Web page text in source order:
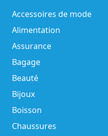
Accessoires de mode
Alimentation
Assurance
Bagage
Beauté
Bijoux
Boisson
Chaussures